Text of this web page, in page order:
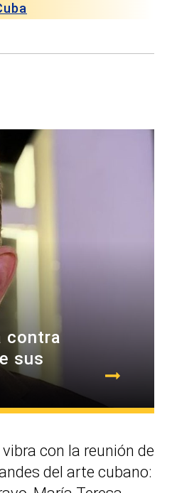
contra
sus
con la reunión de
del arte cubano: